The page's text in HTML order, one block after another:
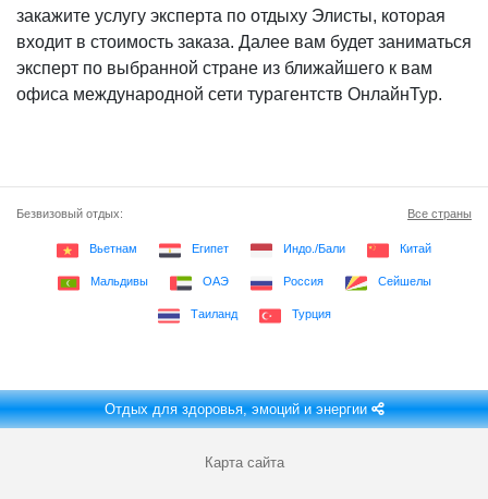
закажите услугу эксперта по отдыху Элисты, которая
входит в стоимость заказа. Далее вам будет заниматься
эксперт по выбранной стране из ближайшего к вам
офиса международной сети турагентств ОнлайнТур.
Безвизовый отдых: Все страны
Вьетнам Египет Индо./Бали Китай
Мальдивы ОАЭ Россия Сейшелы
Таиланд Турция
Отдых для здоровья, эмоций и энергии
Карта сайта